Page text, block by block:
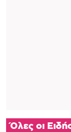
Όλες οι